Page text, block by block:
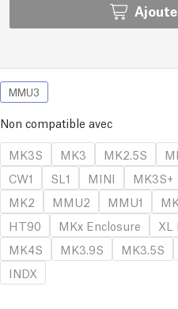
MMU3
Non compatible avec
MK3S
MK3 MK2.5S
CW1
SL1 MINI MK3S+
MK2
MMU2 MMU1
HT90
MKx Enclosure XL
MK4S
MK3.9S MK3.5S
INDX